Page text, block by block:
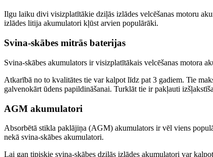
Ilgu laiku divi visizplatītākie dziļās izlādes velcēšanas motoru
izlādes litija akumulatori kļūst arvien populārāki.
Svina-skābes mitrās baterijas
Svina-skābes akumulators ir visizplatītākais velcēšanas motora
Atkarībā no to kvalitātes tie var kalpot līdz pat 3 gadiem. Tie
galvenokārt ūdens papildināšanai. Turklāt tie ir pakļauti
AGM akumulatori
Absorbētā stikla paklājiņa (AGM) akumulators ir vēl viens
nekā svina-skābes akumulatori.
Lai gan tipiskie svina-skābes dziļās izlādes akumulatori var